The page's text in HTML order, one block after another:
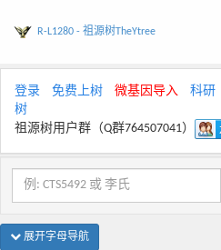
R-L1280 - 祖源树TheYtree
登录 免费上树 微基因导入 科研
树
祖源树用户群（Q群764507041）
展开字母导航